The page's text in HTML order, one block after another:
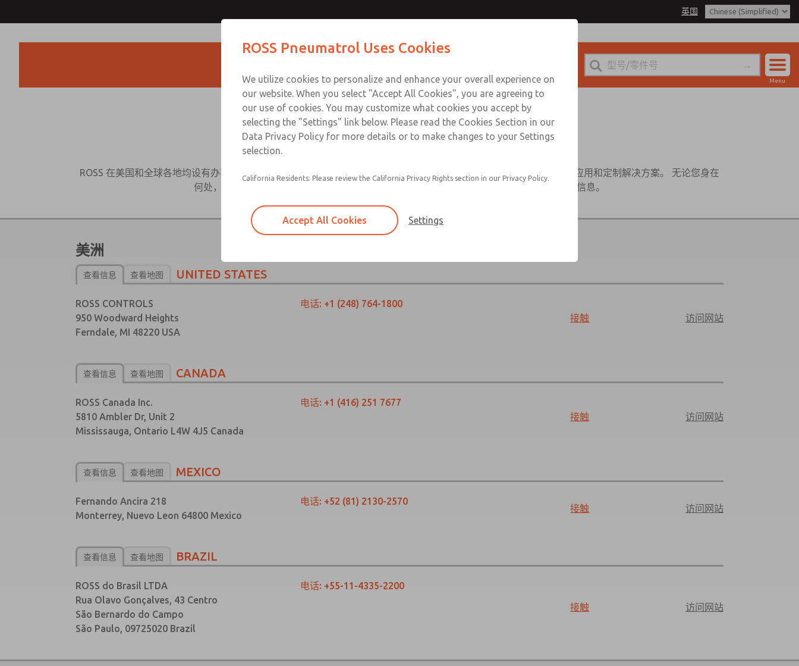
英国
登录
Menu
ROSS 控制 - 全球位置
ROSS 在美国和全球各地均设有办事处，以帮助满足您和您的业务需求。 请随时联系我们了解我们的服务、产品、行业应用和定制解决方案。 无论您身在
何处，我们的工程师都非常乐意协助您找到解决方案。 在下面查看我们的全球位置及其联系信息。
美洲
查看信息 查看地图 UNITED STATES
ROSS CONTROLS
950 Woodward Heights
Ferndale, MI 48220 USA
电话: +1 (248) 764-1800
接触
访问网站
查看信息 查看地图 CANADA
ROSS Canada Inc.
5810 Ambler Dr, Unit 2
Mississauga, Ontario L4W 4J5 Canada
电话: +1 (416) 251 7677
接触
访问网站
查看信息 查看地图 MEXICO
Fernando Ancira 218
Monterrey, Nuevo Leon 64800 Mexico
电话: +52 (81) 2130-2570
接触 访问网站
查看信息 查看地图 BRAZIL
ROSS do Brasil LTDA
Rua Olavo Gonçalves, 43 Centro
São Bernardo do Campo
São Paulo, 09725­020 Brazil
电话: +55-11-4335-2200
接触
访问网站
ROSS Pneumatrol Uses Cookies
We utilize cookies to personalize and enhance your overall experience on
our website. When you select "Accept All Cookies", you are agreeing to
our use of cookies. You may customize what cookies you accept by
selecting the "Settings" link below. Please read the Cookies Section in our
Data Privacy Policy for more details or to make changes to your Settings
selection.
California Residents: Please review the California Privacy Rights section in our Privacy Policy.
Accept All Cookies Settings